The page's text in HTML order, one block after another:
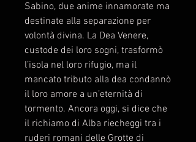
Sabino, due anime innamorate ma
destinate alla separazione per
volontà divina. La Dea Venere,
custode dei loro sogni, trasformò
l’isola nel loro rifugio, ma il
mancato tributo alla dea condannò
il loro amore a un’eternità di
tormento. Ancora oggi, si dice che
il richiamo di Alba riecheggi tra i
ruderi romani delle Grotte di